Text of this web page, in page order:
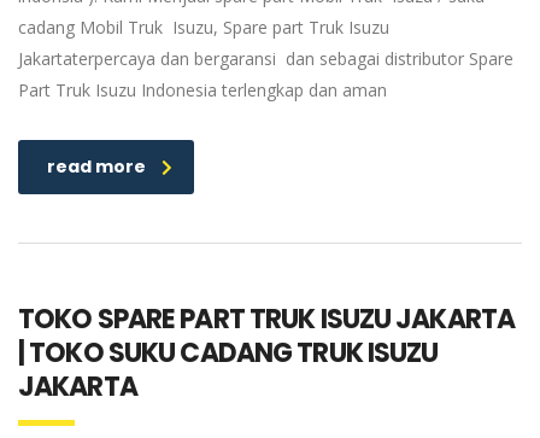
cadang Mobil Truk Isuzu, Spare part Truk Isuzu
Jakartaterpercaya dan bergaransi dan sebagai distributor Spare
Part Truk Isuzu Indonesia terlengkap dan aman
read more
TOKO SPARE PART TRUK ISUZU JAKARTA
| TOKO SUKU CADANG TRUK ISUZU
JAKARTA